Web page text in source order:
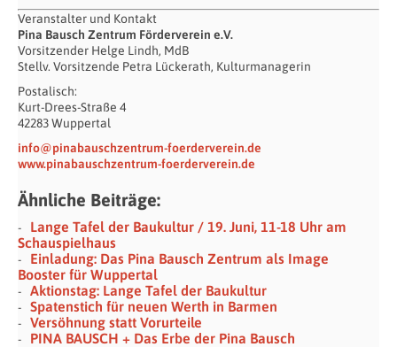
Veranstalter und Kontakt
Pina Bausch Zentrum Förderverein e.V.
Vorsitzender Helge Lindh, MdB
Stellv. Vorsitzende Petra Lückerath, Kulturmanagerin
Postalisch:
Kurt-Drees-Straße 4
42283 Wuppertal
info@pinabauschzentrum-foerderverein.de
www.pinabauschzentrum-foerderverein.de
Ähnliche Beiträge:
Lange Tafel der Baukultur / 19. Juni, 11-18 Uhr am
Schauspielhaus
Einladung: Das Pina Bausch Zentrum als Image
Booster für Wuppertal
Aktionstag: Lange Tafel der Baukultur
Spatenstich für neuen Werth in Barmen
Versöhnung statt Vorurteile
PINA BAUSCH + Das Erbe der Pina Bausch